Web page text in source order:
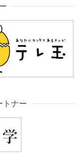
トナー